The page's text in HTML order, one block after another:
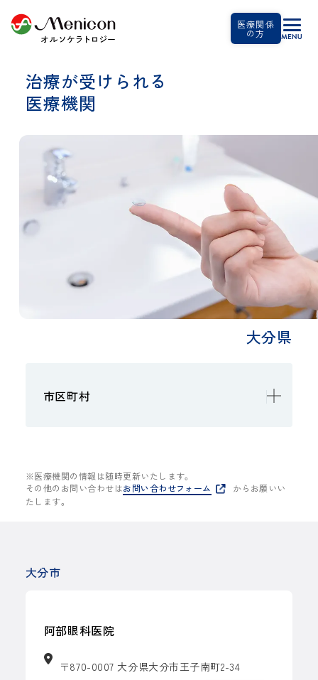
医療関係
の方
治療が受けられる
医療機関
大分県
市区町村
※医療機関の情報は随時更新いたします。
その他のお問い合わせはお問い合わせフォーム
からお願いい
たします。
大分市
阿部眼科医院
〒870-0007 大分県大分市王子南町2-34